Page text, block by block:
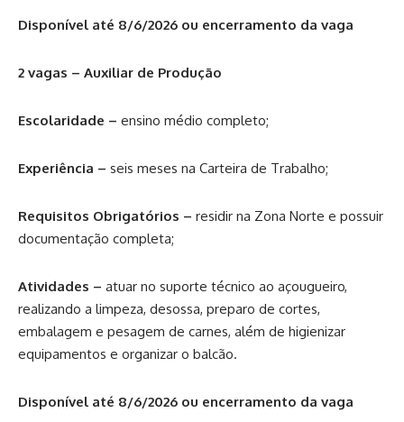
Disponível até 8/6/2026 ou encerramento da vaga
2 vagas – Auxiliar de Produção
Escolaridade – ensino médio completo;
Experiência – seis meses na Carteira de Trabalho;
Requisitos Obrigatórios – residir na Zona Norte e possuir
documentação completa;
Atividades – atuar no suporte técnico ao açougueiro,
realizando a limpeza, desossa, preparo de cortes,
embalagem e pesagem de carnes, além de higienizar
equipamentos e organizar o balcão.
Disponível até 8/6/2026 ou encerramento da vaga